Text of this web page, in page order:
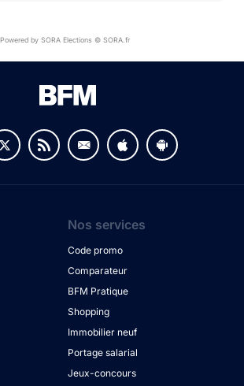
Powered by SORA Elections © SORA.fr
Nos services
Code promo
Comparateur
BFM Pratique
Shopping
Immobilier neuf
Portage salarial
Jeux-concours